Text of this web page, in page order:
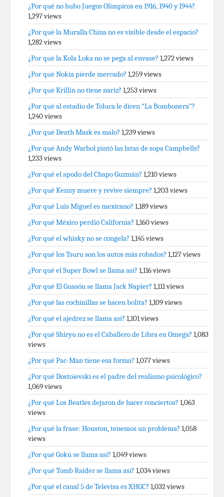
¿Por qué no hubo Juegos Olímpicos en 1916, 1940 y 1944?
1,297 views
¿Por qué la Muralla China no es visible desde el espacio?
1,282 views
¿Por qué la Kola Loka no se pega al envase? 1,272 views
¿Por qué Nokia pierde mercado? 1,259 views
¿Por qué Krillin no tiene nariz? 1,253 views
¿Por qué al estadio de Toluca le dicen “La Bombonera”?
1,240 views
¿Por qué Death Mask es malo? 1,239 views
¿Por qué Andy Warhol pintó las latas de sopa Campbells?
1,233 views
¿Por qué el apodo del Chapo Guzmán? 1,210 views
¿Por qué Kenny muere y revive siempre? 1,203 views
¿Por qué Luis Miguel es mexicano? 1,189 views
¿Por qué México perdió California? 1,160 views
¿Por qué el whisky no se congela? 1,145 views
¿Por qué los Tsuru son los autos más robados? 1,127 views
¿Por qué el Super Bowl se llama así? 1,116 views
¿Por qué El Guasón se llama Jack Napier? 1,111 views
¿Por qué las cochinillas se hacen bolita? 1,109 views
¿Por qué el ajedrez se llama así? 1,101 views
¿Por qué Shiryu no es el Caballero de Libra en Omega? 1,083
views
¿Por qué Pac-Man tiene esa forma? 1,077 views
¿Por qué Dostoievski es el padre del realismo psicológico?
1,069 views
¿Por qué Los Beatles dejaron de hacer conciertos? 1,063
views
¿Por qué la frase: Houston, tenemos un problema? 1,058
views
¿Por qué Gokú se llama así? 1,049 views
¿Por qué Tomb Raider se llama así? 1,034 views
¿Por qué el canal 5 de Televisa es XHGC? 1,032 views